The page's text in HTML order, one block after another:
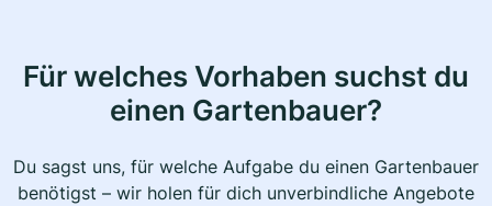
Für welches Vorhaben suchst du
einen Gartenbauer?
Du sagst uns, für welche Aufgabe du einen Gartenbauer
benötigst – wir holen für dich unverbindliche Angebote